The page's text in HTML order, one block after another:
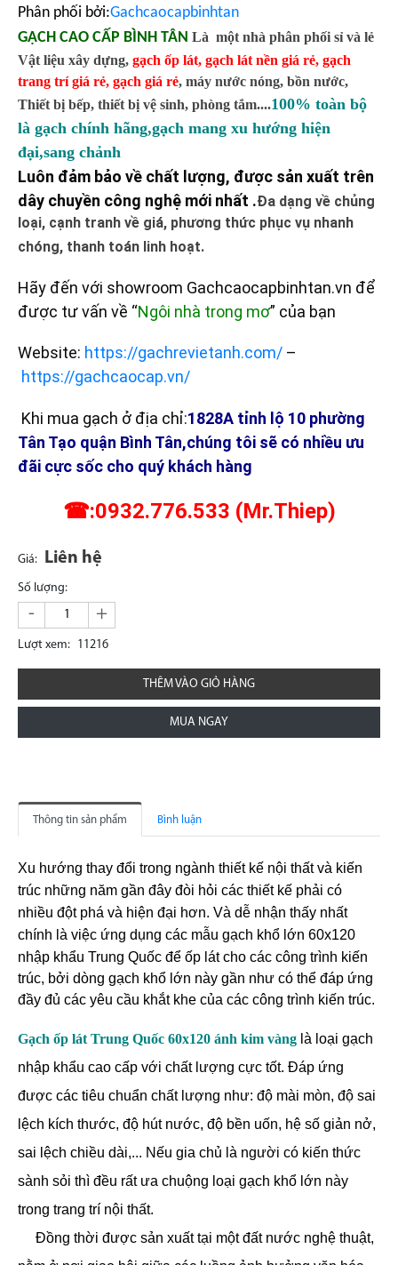
Phân phối bởi:Gachcaocapbinhtan
GẠCH CAO CẤP BÌNH TÂN Là một nhà phân phối sỉ và lẻ
Vật liệu xây dựng, gạch ốp lát, gạch lát nền giá rẻ, gạch
trang trí giá rẻ, gạch giá rẻ, máy nước nóng, bồn nước,
Thiết bị bếp, thiết bị vệ sinh, phòng tắm....100% toàn bộ
là gạch chính hãng,gạch mang xu hướng hiện
đại,sang chảnh
Luôn đảm bảo về chất lượng, được sản xuất trên
dây chuyền công nghệ mới nhất .Đa dạng về chủng
loại, cạnh tranh về giá, phương thức phục vụ nhanh
chóng, thanh toán linh hoạt.
Hãy đến với showroom Gachcaocapbinhtan.vn để
được tư vấn về “Ngôi nhà trong mơ” của bạn
Website: https://gachrevietanh.com/ –
https://gachcaocap.vn/
Khi mua gạch ở địa chỉ:1828A tỉnh lộ 10 phường
Tân Tạo quận Bình Tân,chúng tôi sẽ có nhiều ưu
đãi cực sốc cho quý khách hàng
☎:0932.776.533 (Mr.Thiep)
Giá: Liên hệ
Số lượng:
- +
Lượt xem: 11216
THÊM VÀO GIỎ HÀNG
MUA NGAY
Thông tin sản phẩm Bình luận
Xu hướng thay đổi trong ngành thiết kế nội thất và kiến
trúc những năm gần đây đòi hỏi các thiết kế phải có
nhiều đột phá và hiện đại hơn. Và dễ nhận thấy nhất
chính là việc ứng dụng các mẫu gạch khổ lớn 60x120
nhập khẩu Trung Quốc để ốp lát cho các công trình kiến
trúc, bởi dòng gạch khổ lớn này gần như có thể đáp ứng
đầy đủ các yêu cầu khắt khe của các công trình kiến trúc.
Gạch ốp lát Trung Quốc 60x120 ánh kim vàng là loại gạch
nhập khẩu cao cấp với chất lượng cực tốt. Đáp ứng
được các tiêu chuẩn chất lượng như: độ mài mòn, độ sai
lệch kích thước, độ hút nước, độ bền uốn, hệ số giản nở,
sai lệch chiều dài,... Nếu gia chủ là người có kiến thức
sành sỏi thì đều rất ưa chuộng loại gạch khổ lớn này
trong trang trí nội thất.
Đồng thời được sản xuất tại một đất nước nghệ thuật,